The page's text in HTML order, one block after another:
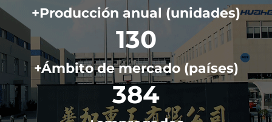
+Producción anual (unidades)
130
+Ámbito de mercado (países)
552